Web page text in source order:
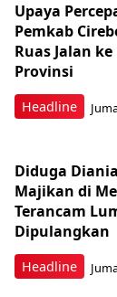
Headline
Upaya
Pemkab
Ruas Jalan
Provinsi
Headline
Diduga
Majikan di
Terancam
Dipulangkan